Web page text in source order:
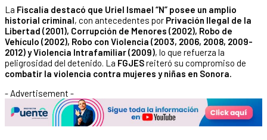
La Fiscalía destacó que Uriel Ismael “N” posee un amplio
historial criminal, con antecedentes por Privación Ilegal de la
Libertad (2001), Corrupción de Menores (2002), Robo de
Vehículo (2002), Robo con Violencia (2003, 2006, 2008, 2009-
2012) y Violencia Intrafamiliar (2009), lo que refuerza la
peligrosidad del detenido. La FGJESreiteró su compromiso de
combatir la violencia contra mujeres y niñas en Sonora.
- Advertisement -